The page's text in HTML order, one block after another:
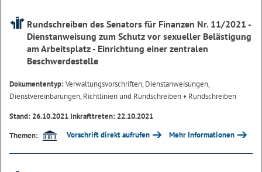
Rundschreiben des Senators für Finanzen Nr. 11/2021 -
Dienstanweisung zum Schutz vor sexueller Belästigung
am Arbeitsplatz - Einrichtung einer zentralen
Beschwerdestelle
Dokumententyp:Verwaltungsvorschriften, Dienstanweisungen,
Dienstvereinbarungen, Richtlinien und Rundschreiben • Rundschreiben
Stand: 26.10.2021 Inkrafttreten: 22.10.2021
Themen:
Vorschrift direkt aufrufen Mehr Informationen